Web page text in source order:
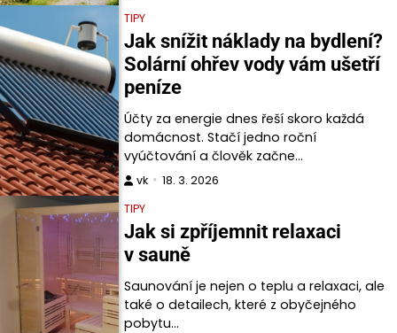
TIPY
Jak snížit náklady na bydlení?
Solární ohřev vody vám ušetří
peníze
Účty za energie dnes řeší skoro každá
domácnost. Stačí jedno roční
vyúčtování a člověk začne…
vk
18. 3. 2026
TIPY
Jak si zpříjemnit relaxaci
v sauně
Saunování je nejen o teplu a relaxaci, ale
také o detailech, které z obyčejného
pobytu…